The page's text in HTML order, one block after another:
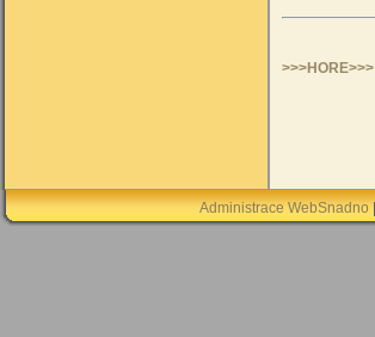
>>>HORE>>>
Administrace WebSnadno